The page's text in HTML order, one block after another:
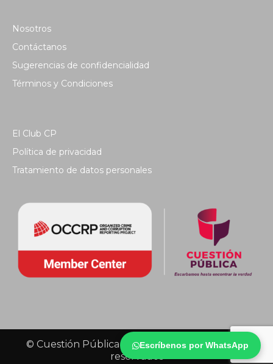
Escríbenos por WhatsApp
Nosotros
Contáctanos
Sugerencias de confidencialidad
Términos y Condiciones
El Club CP
Política de privacidad
Tratamiento de datos personales
© Cuestión Pública 2018 - Todos los derechos
reservados